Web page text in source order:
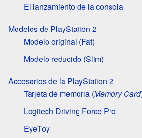
El lanzamiento de la consola
Modelos de PlayStation 2
Modelo original (Fat)
Modelo reducido (Slim)
Accesorios de la PlayStation 2
Tarjeta de memoria (Memory Card)
Logitech Driving Force Pro
EyeToy